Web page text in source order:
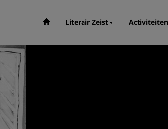
Literair Zeist Activiteiten